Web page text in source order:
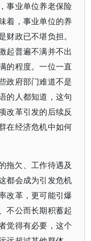
事业单位养老保险
着，事业单位的养
政已不堪负担。
起普遍不满并不出
的程度。一位一直
政府部门难道不是
的人都知道，这句
改革引发的后续反
在经济危机中如何
拖欠、工作待遇及
都会成为引发危机
改革，更可能引爆
不公而长期积蓄起
觉得有必要，这个